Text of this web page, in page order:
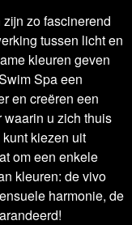
zo fascinerend
tussen licht en
kleuren geven
Spa een
en creëren een
u zich thuis
kiezen uit
om een enkele
kleuren: de vivo
harmonie, de